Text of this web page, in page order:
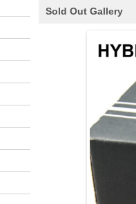
Sold Out Gallery